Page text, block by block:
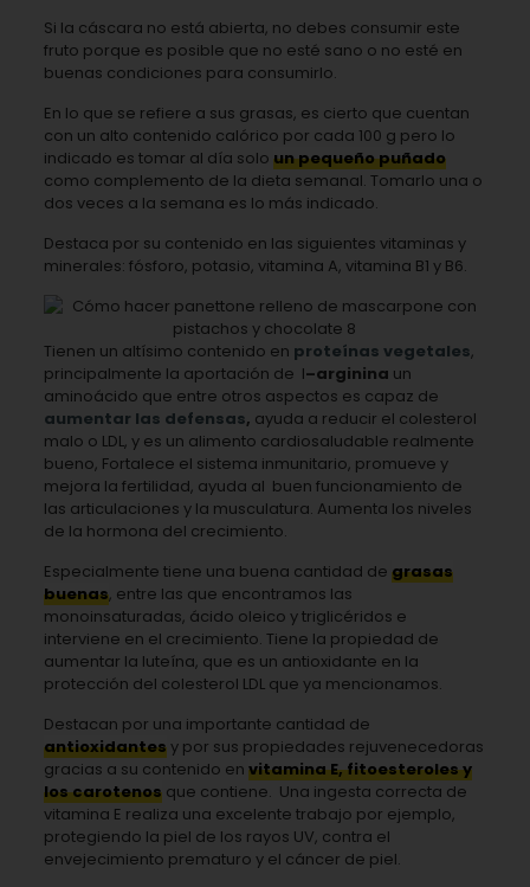
Si la cáscara no está abierta, no debes consumir este
fruto porque es posible que no esté sano o no esté en
buenas condiciones para consumirlo.
En lo que se refiere a sus grasas, es cierto que cuentan
con un alto contenido calórico por cada 100 g pero lo
indicado es tomar al día solo un pequeño puñado
como complemento de la dieta semanal. Tomarlo una o
dos veces a la semana es lo más indicado.
Destaca por su contenido en las siguientes vitaminas y
minerales: fósforo, potasio, vitamina A, vitamina B1 y B6.
Tienen un altísimo contenido en proteínas vegetales,
principalmente la aportación de l–arginina un
aminoácido que entre otros aspectos es capaz de
aumentar las defensas, ayuda a reducir el colesterol
malo o LDL, y es un alimento cardiosaludable realmente
bueno, Fortalece el sistema inmunitario, promueve y
mejora la fertilidad, ayuda al buen funcionamiento de
las articulaciones y la musculatura. Aumenta los niveles
de la hormona del crecimiento.
Especialmente tiene una buena cantidad de grasas
buenas, entre las que encontramos las
monoinsaturadas, ácido oleico y triglicéridos e
interviene en el crecimiento. Tiene la propiedad de
aumentar la luteína, que es un antioxidante en la
protección del colesterol LDL que ya mencionamos.
Destacan por una importante cantidad de
antioxidantesy por sus propiedades rejuvenecedoras
gracias a su contenido en vitamina E, fitoesteroles y
los carotenosque contiene. Una ingesta correcta de
vitamina E realiza una excelente trabajo por ejemplo,
protegiendo la piel de los rayos UV, contra el
envejecimiento prematuro y el cáncer de piel.